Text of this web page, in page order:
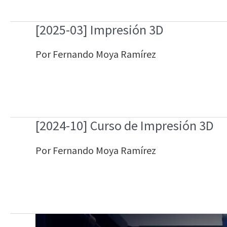
[2025-03] Impresión 3D
Por Fernando Moya Ramírez
[2024-10] Curso de Impresión 3D
Por Fernando Moya Ramírez